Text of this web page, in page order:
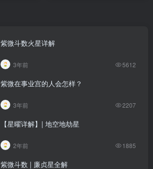
紫微斗数火星详解
3年前 5612
紫微在事业宫的人会怎样？
3年前 2207
【星曜详解】| 地空地劫星
2年前 1885
紫微斗数 | 廉贞星全解